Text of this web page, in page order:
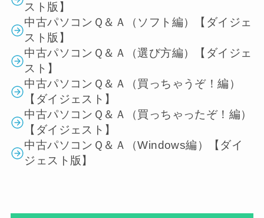
スト版】
中古パソコンＱ＆Ａ（ソフト編）【ダイジェ
スト版】
中古パソコンＱ＆Ａ（選び方編）【ダイジェ
スト】
中古パソコンＱ＆Ａ（買っちゃうぞ！編）
【ダイジェスト】
中古パソコンＱ＆Ａ（買っちゃったぞ！編）
【ダイジェスト】
中古パソコンＱ＆Ａ（Windows編）【ダイ
ジェスト版】